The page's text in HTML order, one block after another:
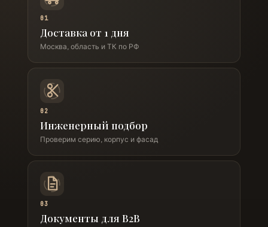
01
Доставка от 1 дня
Москва, область и ТК по РФ
02
Инженерный подбор
Проверим серию, корпус и фасад
03
Документы для B2B